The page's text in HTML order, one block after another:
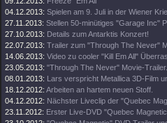
04.12.2013: Spielen am 9. Juli in der Wiener
27.11.2013: Stellen 50-minütiges "Garage Inc"
27.10.2013: Details zum Antarktis Konzert!
22.07.2013: Trailer zum "Through The Never"
14.06.2013: Video zu cooler "Kill Em All"
23.05.2013: "Through The Never" Movie-Trailer.
08.01.2013: Lars verspricht Metallica 3D-Film
18.12.2012: Arbeiten an hartem neuen Stoff.
04.12.2012: Nächster Liveclip der "Quebec
23.11.2012: Erster Live-DVD "Quebec